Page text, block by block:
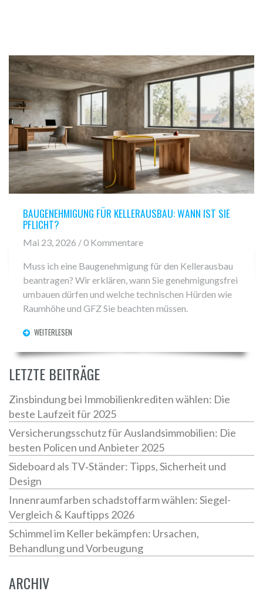
BAUGENEHMIGUNG FÜR KELLERAUSBAU: WANN IST SIE
PFLICHT?
Mai 23, 2026 / 0 Kommentare
Muss ich eine Baugenehmigung für den Kellerausbau
beantragen? Wir erklären, wann Sie genehmigungsfrei
umbauen dürfen und welche technischen Hürden wie
Raumhöhe und GFZ Sie beachten müssen.
WEITERLESEN
LETZTE BEITRÄGE
Zinsbindung bei Immobilienkrediten wählen: Die
beste Laufzeit für 2025
Versicherungsschutz für Auslandsimmobilien: Die
besten Policen und Anbieter 2025
Sideboard als TV‑Ständer: Tipps, Sicherheit und
Design
Innenraumfarben schadstoffarm wählen: Siegel-
Vergleich & Kauftipps 2026
Schimmel im Keller bekämpfen: Ursachen,
Behandlung und Vorbeugung
ARCHIV